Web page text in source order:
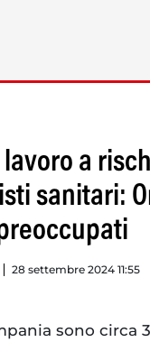
a
sanitari:
28 settembre 2024 11:55
sono circa